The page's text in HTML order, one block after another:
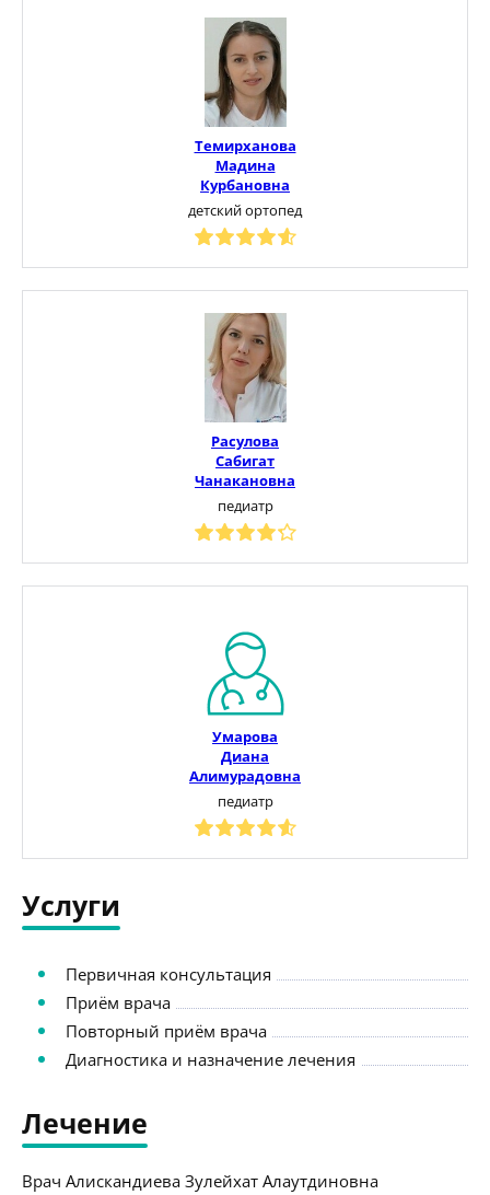
Темирханова
Мадина
Курбановна
детский ортопед
Расулова
Сабигат
Чанакановна
педиатр
Умарова
Диана
Алимурадовна
педиатр
Услуги
Первичная консультация
Приём врача
Повторный приём врача
Диагностика и назначение лечения
Лечение
Врач Алискандиева Зулейхат Алаутдиновна